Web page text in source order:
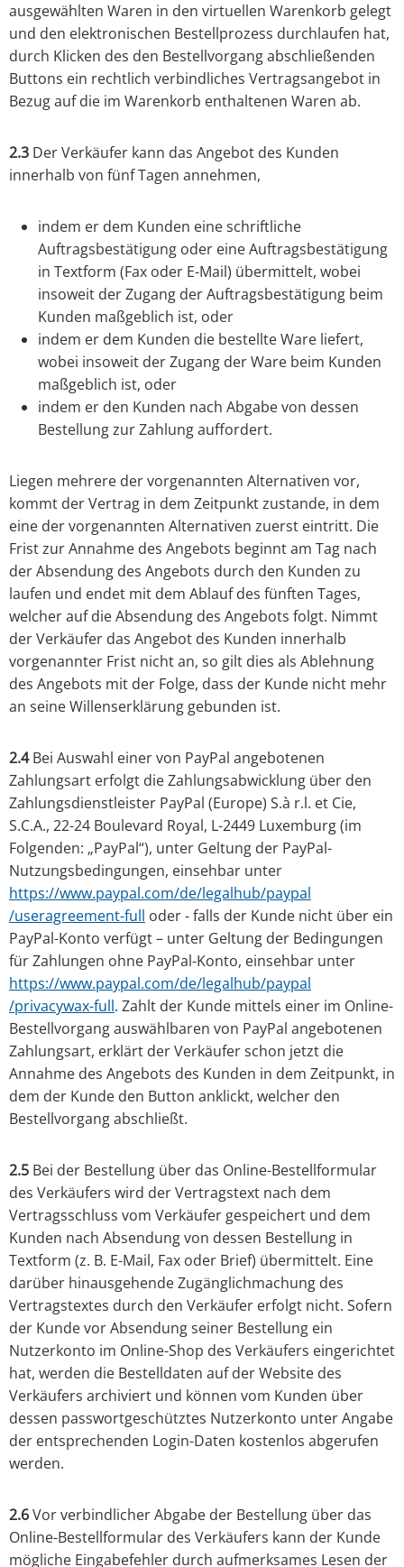
ausgewählten Waren in den virtuellen Warenkorb gelegt
und den elektronischen Bestellprozess durchlaufen hat,
durch Klicken des den Bestellvorgang abschließenden
Buttons ein rechtlich verbindliches Vertragsangebot in
Bezug auf die im Warenkorb enthaltenen Waren ab.
2.3 Der Verkäufer kann das Angebot des Kunden
innerhalb von fünf Tagen annehmen,
indem er dem Kunden eine schriftliche
Auftragsbestätigung oder eine Auftragsbestätigung
in Textform (Fax oder E-Mail) übermittelt, wobei
insoweit der Zugang der Auftragsbestätigung beim
Kunden maßgeblich ist, oder
indem er dem Kunden die bestellte Ware liefert,
wobei insoweit der Zugang der Ware beim Kunden
maßgeblich ist, oder
indem er den Kunden nach Abgabe von dessen
Bestellung zur Zahlung auffordert.
Liegen mehrere der vorgenannten Alternativen vor,
kommt der Vertrag in dem Zeitpunkt zustande, in dem
eine der vorgenannten Alternativen zuerst eintritt. Die
Frist zur Annahme des Angebots beginnt am Tag nach
der Absendung des Angebots durch den Kunden zu
laufen und endet mit dem Ablauf des fünften Tages,
welcher auf die Absendung des Angebots folgt. Nimmt
der Verkäufer das Angebot des Kunden innerhalb
vorgenannter Frist nicht an, so gilt dies als Ablehnung
des Angebots mit der Folge, dass der Kunde nicht mehr
an seine Willenserklärung gebunden ist.
2.4Bei Auswahl einer von PayPal angebotenen
Zahlungsart erfolgt die Zahlungsabwicklung über den
Zahlungsdienstleister PayPal (Europe) S.à r.l. et Cie,
S.C.A., 22-24 Boulevard Royal, L-2449 Luxemburg (im
Folgenden: „PayPal“), unter Geltung der PayPal-
Nutzungsbedingungen, einsehbar unter
https://www.paypal.com/de/legalhub/paypal
/useragreement-full oder - falls der Kunde nicht über ein
PayPal-Konto verfügt – unter Geltung der Bedingungen
für Zahlungen ohne PayPal-Konto, einsehbar unter
https://www.paypal.com/de/legalhub/paypal
/privacywax-full. Zahlt der Kunde mittels einer im Online-
Bestellvorgang auswählbaren von PayPal angebotenen
Zahlungsart, erklärt der Verkäufer schon jetzt die
Annahme des Angebots des Kunden in dem Zeitpunkt, in
dem der Kunde den Button anklickt, welcher den
Bestellvorgang abschließt.
2.5 Bei der Bestellung über das Online-Bestellformular
des Verkäufers wird der Vertragstext nach dem
Vertragsschluss vom Verkäufer gespeichert und dem
Kunden nach Absendung von dessen Bestellung in
Textform (z. B. E-Mail, Fax oder Brief) übermittelt. Eine
darüber hinausgehende Zugänglichmachung des
Vertragstextes durch den Verkäufer erfolgt nicht. Sofern
der Kunde vor Absendung seiner Bestellung ein
Nutzerkonto im Online-Shop des Verkäufers eingerichtet
hat, werden die Bestelldaten auf der Website des
Verkäufers archiviert und können vom Kunden über
dessen passwortgeschütztes Nutzerkonto unter Angabe
der entsprechenden Login-Daten kostenlos abgerufen
werden.
2.6Vor verbindlicher Abgabe der Bestellung über das
Online-Bestellformular des Verkäufers kann der Kunde
mögliche Eingabefehler durch aufmerksames Lesen der